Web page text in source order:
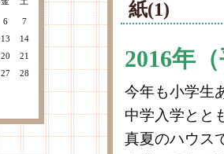
6
7
13
14
20
21
27
28
紙(1)
2016年
今年も小学生
中学入学とと
真夏のハウス